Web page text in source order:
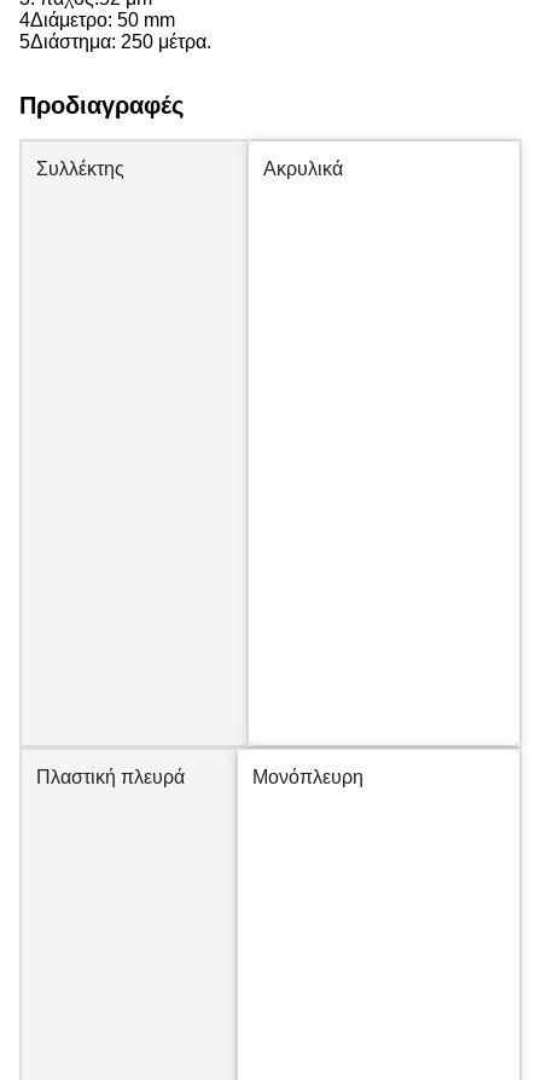
4Διάμετρο: 50 mm
5Διάστημα: 250 μέτρα.
Προδιαγραφές
Συλλέκτης Ακρυλικά
Πλαστική πλευρά Μονόπλευρη